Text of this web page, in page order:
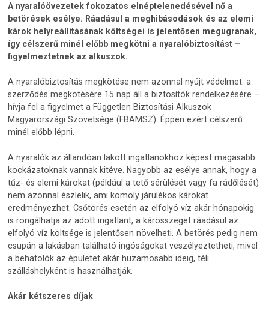
A nyaralóövezetek fokozatos elnéptelenedésével nő a
betörések esélye. Ráadásul a meghibásodások és az elemi
károk helyreállításának költségei is jelentősen megugranak,
így célszerű minél előbb megkötni a nyaralóbiztosítást –
figyelmeztetnek az alkuszok.
A nyaralóbiztosítás megkötése nem azonnal nyújt védelmet: a
szerződés megkötésére 15 nap áll a biztosítók rendelkezésére –
hívja fel a figyelmet a Független Biztosítási Alkuszok
Magyarországi Szövetsége (FBAMSZ). Éppen ezért célszerű
minél előbb lépni.
A nyaralók az állandóan lakott ingatlanokhoz képest magasabb
kockázatoknak vannak kitéve. Nagyobb az esélye annak, hogy a
tűz- és elemi károkat (például a tető sérülését vagy fa rádőlését)
nem azonnal észlelik, ami komoly járulékos károkat
eredményezhet. Csőtörés esetén az elfolyó víz akár hónapokig
is rongálhatja az adott ingatlant, a kárösszeget ráadásul az
elfolyó víz költsége is jelentősen növelheti. A betörés pedig nem
csupán a lakásban található ingóságokat veszélyeztetheti, mivel
a behatolók az épületet akár huzamosabb ideig, téli
szálláshelyként is használhatják.
Akár kétszeres díjak